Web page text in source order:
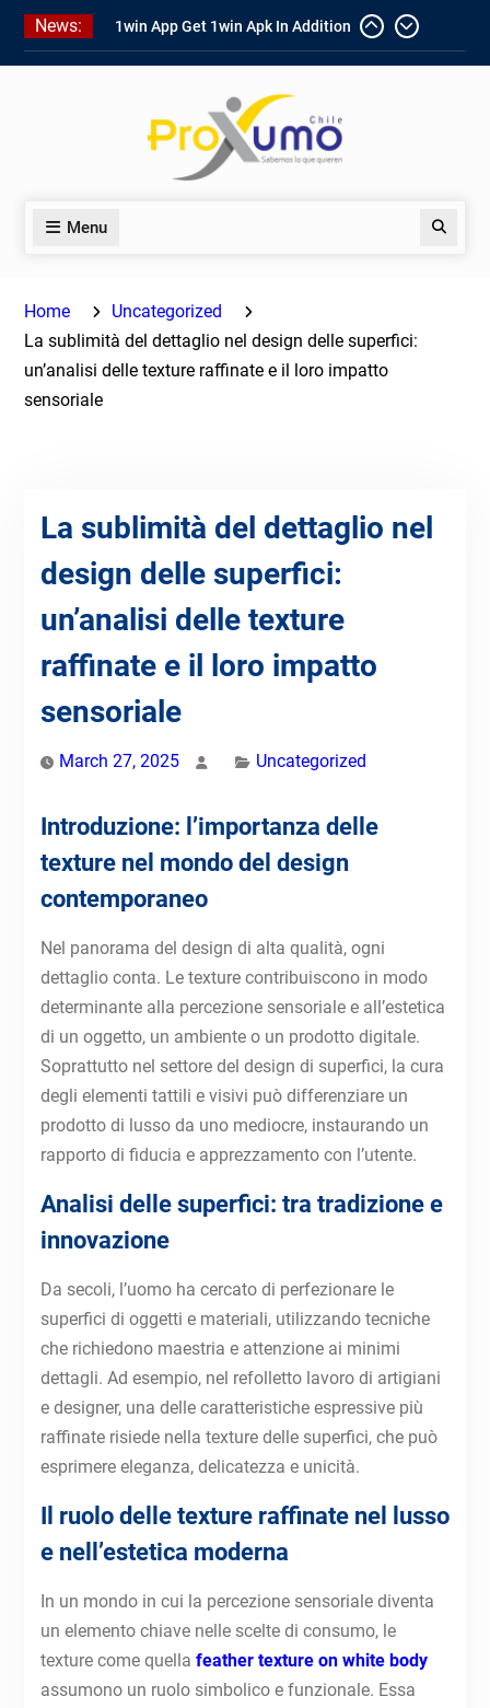
Skip
content
News:
1win App Get 1win Apk In Addition
To Enjoy About Typically The Go!
on To Unit Installation Guide 1win
Nigeria
Ce qui rend Chicken Road si
populaire en France
Menu Search
Home
Uncategorized
La sublimità del dettaglio nel design delle superfici:
un’analisi delle texture raffinate e il loro impatto
sensoriale
La sublimità del dettaglio nel
design delle superfici:
un’analisi delle texture
raffinate e il loro impatto
sensoriale
March 27, 2025 Uncategorized
Introduzione: l’importanza delle
texture nel mondo del design
contemporaneo
Nel panorama del design di alta qualità, ogni
dettaglio conta. Le texture contribuiscono in modo
determinante alla percezione sensoriale e all’estetica
di un oggetto, un ambiente o un prodotto digitale.
Soprattutto nel settore del design di superfici, la cura
degli elementi tattili e visivi può differenziare un
prodotto di lusso da uno mediocre, instaurando un
rapporto di fiducia e apprezzamento con l’utente.
Analisi delle superfici: tra tradizione e
innovazione
Da secoli, l’uomo ha cercato di perfezionare le
superfici di oggetti e materiali, utilizzando tecniche
che richiedono maestria e attenzione ai minimi
dettagli. Ad esempio, nel refolletto lavoro di artigiani
e designer, una delle caratteristiche espressive più
raffinate risiede nella texture delle superfici, che può
esprimere eleganza, delicatezza e unicità.
Il ruolo delle texture raffinate nel lusso
e nell’estetica moderna
In un mondo in cui la percezione sensoriale diventa
un elemento chiave nelle scelte di consumo, le
texture come quella feather texture on white body
assumono un ruolo simbolico e funzionale. Essa